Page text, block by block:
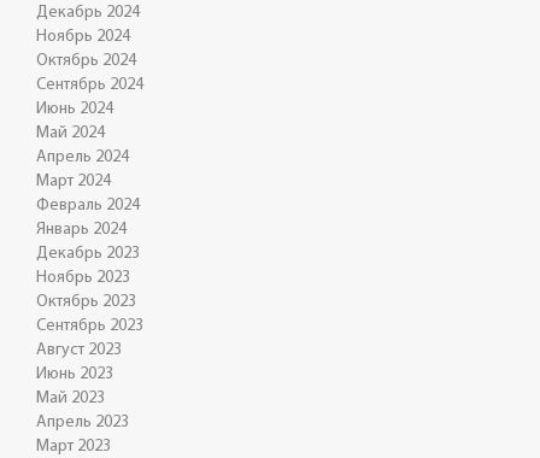
Декабрь 2024
Ноябрь 2024
Октябрь 2024
Сентябрь 2024
Июнь 2024
Май 2024
Апрель 2024
Март 2024
Февраль 2024
Январь 2024
Декабрь 2023
Ноябрь 2023
Октябрь 2023
Сентябрь 2023
Август 2023
Июнь 2023
Май 2023
Апрель 2023
Март 2023